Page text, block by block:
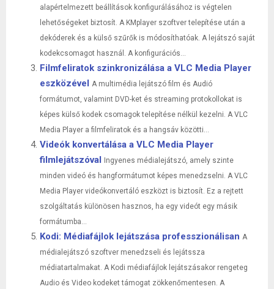
alapértelmezett beállítások konfigurálásához is végtelen
lehetőségeket biztosít. A KMplayer szoftver telepítése után a
dekóderek és a külső szűrők is módosíthatóak. A lejátszó saját
kodekcsomagot használ. A konfigurációs...
Filmfeliratok szinkronizálása a VLC Media Player
eszközével A multimédia lejátszó film és Audió
formátumot, valamint DVD-ket és streaming protokollokat is
képes külső kodek csomagok telepítése nélkül kezelni. A VLC
Media Player a filmfeliratok és a hangsáv közötti...
Videók konvertálása a VLC Media Player
filmlejátszóval Ingyenes médialejátszó, amely szinte
minden videó és hangformátumot képes menedzselni. A VLC
Media Player videókonvertáló eszközt is biztosít. Ez a rejtett
szolgáltatás különösen hasznos, ha egy videót egy másik
formátumba...
Kodi: Médiafájlok lejátszása professzionálisan A
médialejátszó szoftver menedzseli és lejátssza
médiatartalmakat. A Kodi médiafájlok lejátszásakor rengeteg
Audio és Video kodeket támogat zökkenőmentesen. A